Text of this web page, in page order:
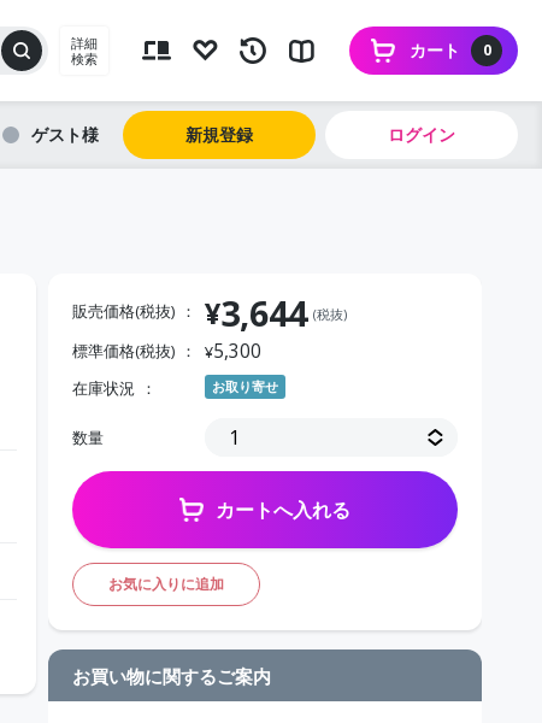
詳細
検索
0
カート
ゲスト 新規登録 ログイン
販売価格(税抜) ¥3,644 (税抜)
標準価格(税抜) ¥5,300
在庫状況 お取り寄せ
数量
カートへ入れる
お気に入りに追加
お買い物に関するご案内